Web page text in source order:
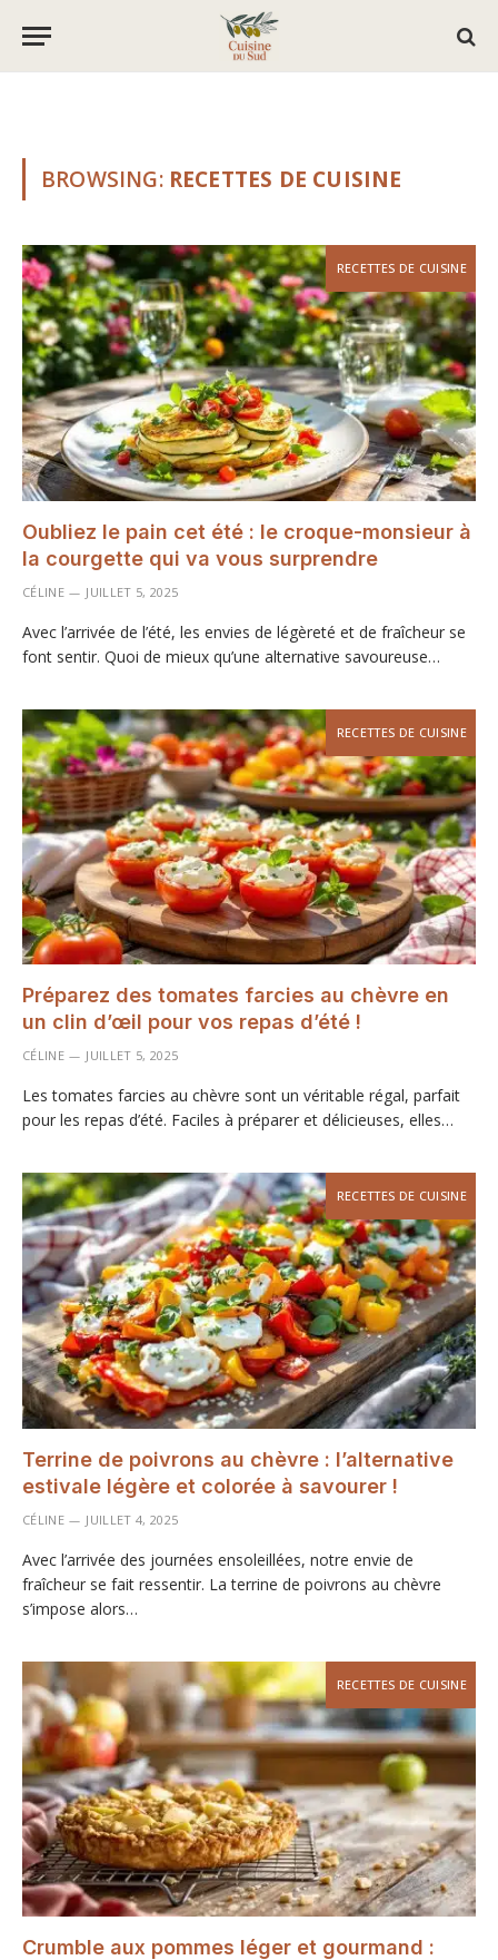
BROWSING: RECETTES DE CUISINE
RECETTES DE CUISINE
Oubliez le pain cet été : le croque-monsieur à
la courgette qui va vous surprendre
CÉLINE JUILLET 5, 2025
Avec l’arrivée de l’été, les envies de légèreté et de fraîcheur se
font sentir. Quoi de mieux qu’une alternative savoureuse…
RECETTES DE CUISINE
Préparez des tomates farcies au chèvre en
un clin d’œil pour vos repas d’été !
CÉLINE JUILLET 5, 2025
Les tomates farcies au chèvre sont un véritable régal, parfait
pour les repas d’été. Faciles à préparer et délicieuses, elles…
RECETTES DE CUISINE
Terrine de poivrons au chèvre : l’alternative
estivale légère et colorée à savourer !
CÉLINE JUILLET 4, 2025
Avec l’arrivée des journées ensoleillées, notre envie de
fraîcheur se fait ressentir. La terrine de poivrons au chèvre
s’impose alors…
RECETTES DE CUISINE
Crumble aux pommes léger et gourmand :